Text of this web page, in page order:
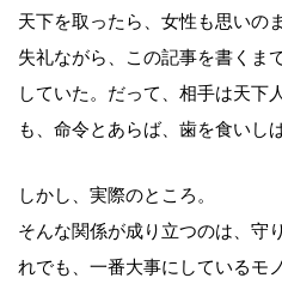
天下を取ったら、女性も思いのま
失礼ながら、この記事を書くま
していた。だって、相手は天下
も、命令とあらば、歯を食いし
しかし、実際のところ。
そんな関係が成り立つのは、守
れでも、一番大事にしているモ